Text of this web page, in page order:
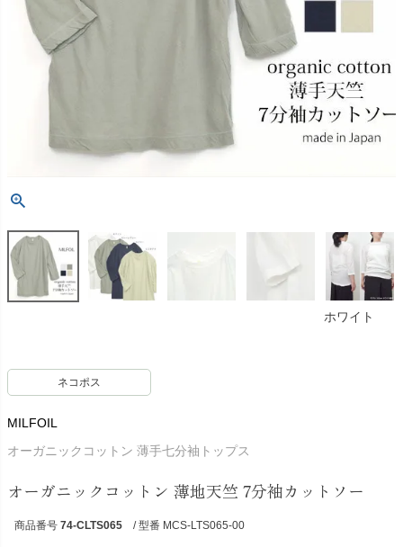
ホワイト
ネコポス
MILFOIL
オーガニックコットン 薄手七分袖トップス
オーガニックコットン 薄地天竺 7分袖カットソー
商品番号 74-CLTS065 / 型番 MCS-LTS065-00